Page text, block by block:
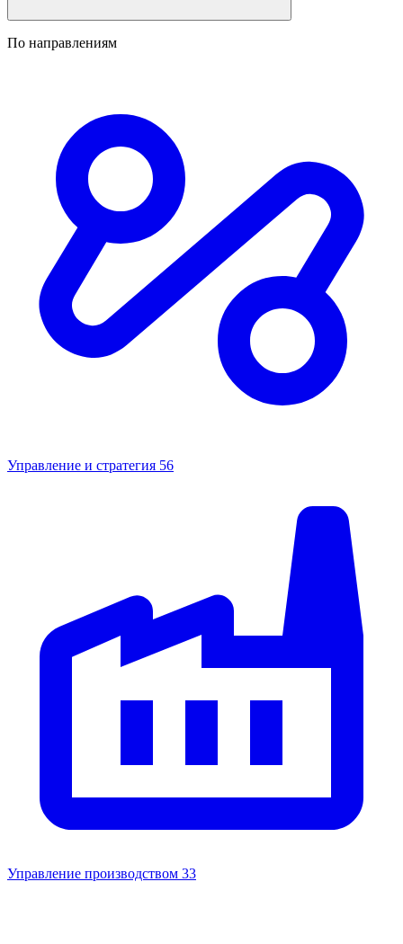
По направлениям
Управление и стратегия 56
Управление производством 33